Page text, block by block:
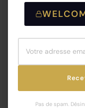
Pas de spam.